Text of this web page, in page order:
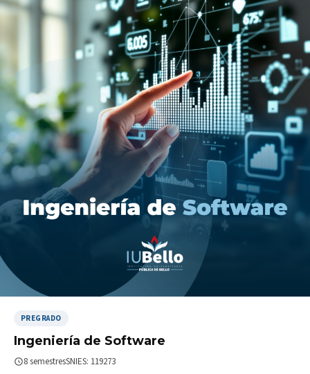
PREGRADO
Ingeniería de Software
8 semestresSNIES: 119273